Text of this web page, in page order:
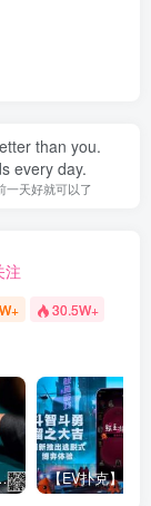
than you.
every day.
一天好就可以了
注
30.5W+
打法”的基本攻略